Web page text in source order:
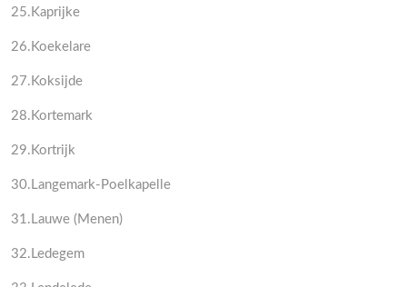
25.Kaprijke
26.Koekelare
27.Koksijde
28.Kortemark
29.Kortrijk
30.Langemark-Poelkapelle
31.Lauwe (Menen)
32.Ledegem